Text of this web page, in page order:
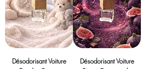
Désodorisant Voiture
Désodorisant Voiture